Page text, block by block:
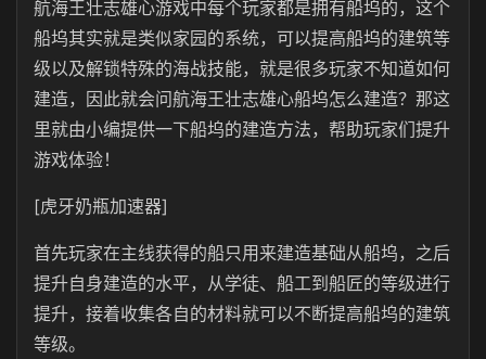
航海王壮志雄心游戏中每个玩家都是拥有船坞的，这个
船坞其实就是类似家园的系统，可以提高船坞的建筑等
级以及解锁特殊的海战技能，就是很多玩家不知道如何
建造，因此就会问航海王壮志雄心船坞怎么建造？那这
里就由小编提供一下船坞的建造方法，帮助玩家们提升
游戏体验！
[虎牙奶瓶加速器]
首先玩家在主线获得的船只用来建造基础从船坞，之后
提升自身建造的水平，从学徒、船工到船匠的等级进行
提升，接着收集各自的材料就可以不断提高船坞的建筑
等级‌。